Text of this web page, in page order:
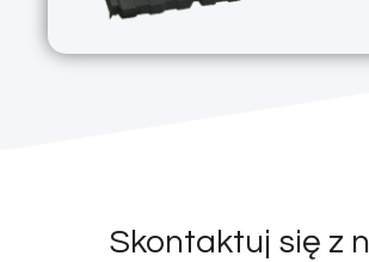
Skontaktuj się z